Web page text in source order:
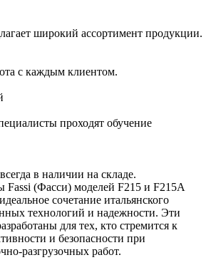
широкий ассортимент продукции.
с каждым клиентом.
проходят обучение
в наличии на складе.
(Фасси) моделей F215 и F215A
сочетание итальянского
технологий и надежности. Эти
для тех, кто стремится к
и безопасности при
разгрузочных работ.